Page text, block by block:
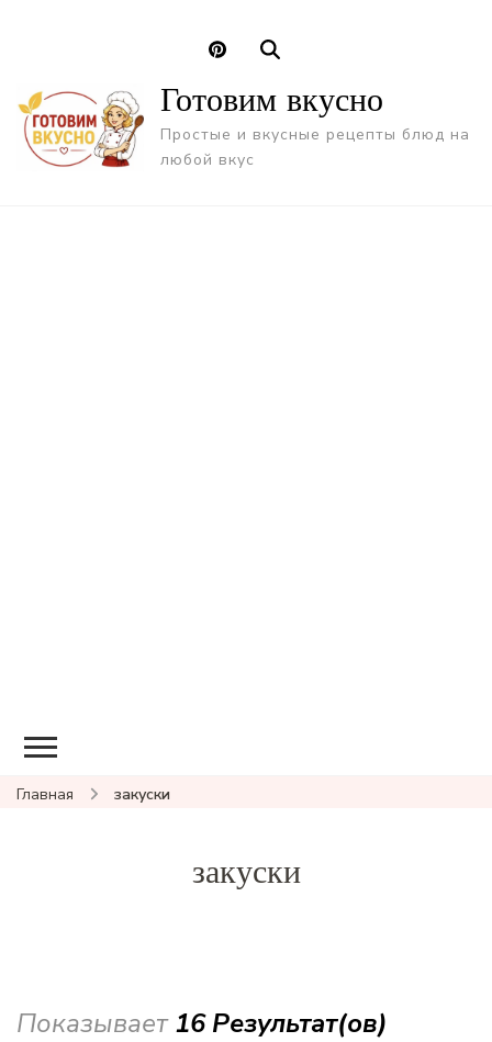
Готовим вкусно
Простые и вкусные рецепты блюд на
любой вкус
Главная закуски
закуски
Показывает16 Результат(ов)